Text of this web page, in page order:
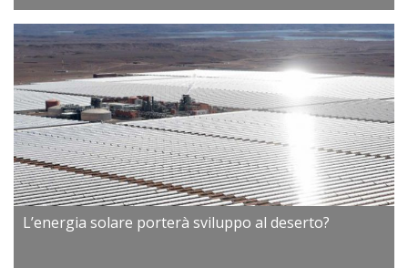
L’energia solare porterà sviluppo al deserto?